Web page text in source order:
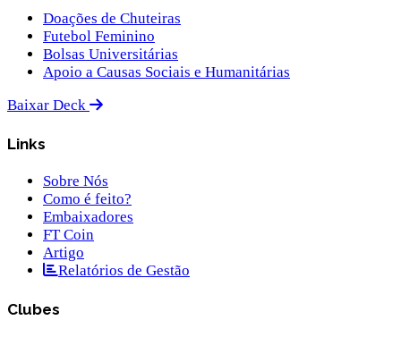
Doações de Chuteiras
Futebol Feminino
Bolsas Universitárias
Apoio a Causas Sociais e Humanitárias
Baixar Deck
Links
Sobre Nós
Como é feito?
Embaixadores
FT Coin
Artigo
Relatórios de Gestão
Clubes